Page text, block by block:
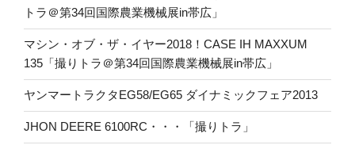
トラ＠第34回国際農業機械展in帯広」
マシン・オブ・ザ・イヤー2018！CASE IH MAXXUM
135「撮りトラ＠第34回国際農業機械展in帯広」
ヤンマートラクタEG58/EG65 ダイナミックフェア2013
JHON DEERE 6100RC・・・「撮りトラ」